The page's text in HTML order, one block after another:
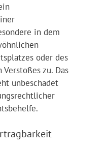
in dem
oder des
zu. Das
unbeschadet